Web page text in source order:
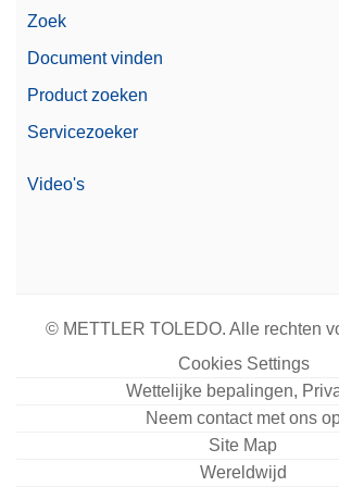
Zoek
Document vinden
Product zoeken
Servicezoeker
Video's
© METTLER TOLEDO. Alle rechten
Cookies Settings
Wettelijke bepalingen,
Neem contact met ons
Site Map
Wereldwijd